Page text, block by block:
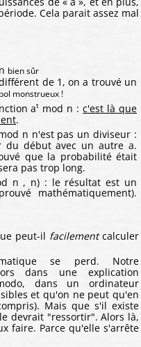
Cela parait assez mal
bien sûr
de 1, on a trouvé un
monstrueux !
at mod n :c'est là que
.
n n'est pas un diviseur :
du début avec un autre a.
que la probabilité était
pas trop long.
n , n) : le résultat est un
mathématiquement).
peut-il facilementcalculer
se perd. Notre
dans une explication
dans un ordinateur
et qu'on ne peut qu'en
Mais que s'il existe
devrait "ressortir". Alors là,
faire. Parce qu'elle s'arrête